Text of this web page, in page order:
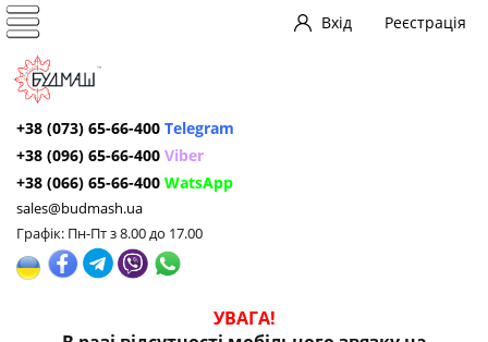
Вхід Реєстрація
+38 (073) 65-66-400 Telegram
+38 (096) 65-66-400 Viber
+38 (066) 65-66-400 WatsApp
sales@budmash.ua
Графік: Пн-Пт з 8.00 до 17.00
УВАГА!